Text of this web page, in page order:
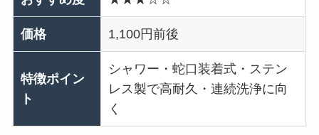
価格 1,100円前後
特徴ポイン
ト
シャワー・蛇口装着式・ステン
レス製で高耐久・連続洗浄に向
く